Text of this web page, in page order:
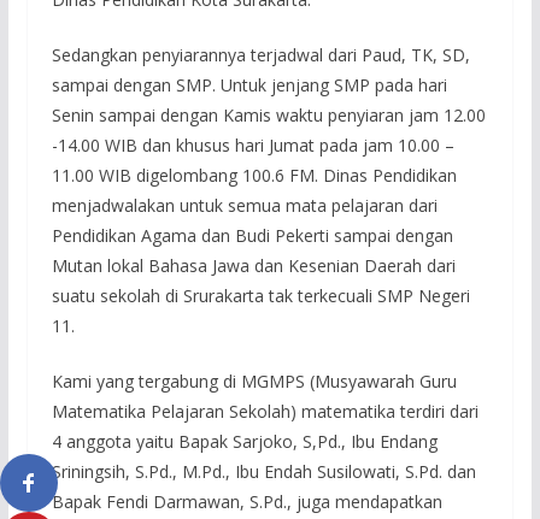
Sedangkan penyiarannya terjadwal dari Paud, TK, SD,
sampai dengan SMP. Untuk jenjang SMP pada hari
Senin sampai dengan Kamis waktu penyiaran jam 12.00
-14.00 WIB dan khusus hari Jumat pada jam 10.00 –
11.00 WIB digelombang 100.6 FM. Dinas Pendidikan
menjadwalakan untuk semua mata pelajaran dari
Pendidikan Agama dan Budi Pekerti sampai dengan
Mutan lokal Bahasa Jawa dan Kesenian Daerah dari
suatu sekolah di Srurakarta tak terkecuali SMP Negeri
11.
Kami yang tergabung di MGMPS (Musyawarah Guru
Matematika Pelajaran Sekolah) matematika terdiri dari
4 anggota yaitu Bapak Sarjoko, S,Pd., Ibu Endang
Sriningsih, S.Pd., M.Pd., Ibu Endah Susilowati, S.Pd. dan
Bapak Fendi Darmawan, S.Pd., juga mendapatkan